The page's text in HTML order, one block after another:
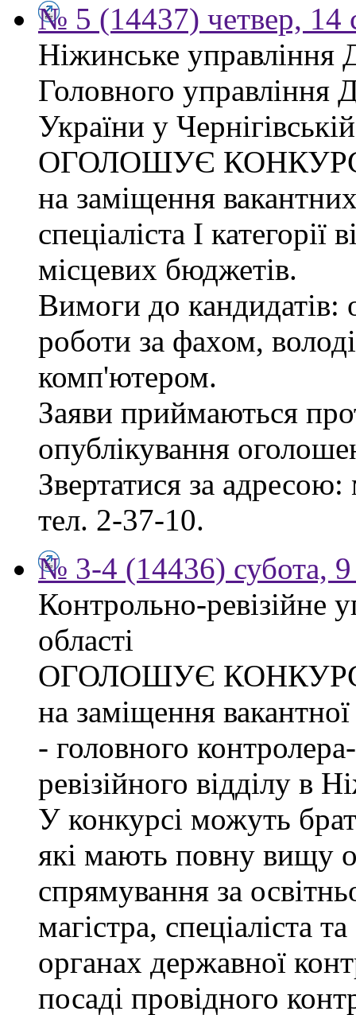
№ 5 (14437) четвер, 14
Ніжинське управління
Головного управління
України у
ОГОЛОШУЄ
на заміщення
спеціаліста І
місцевих бюджетів.
Вимоги до кандидатів:
роботи за фахом,
комп'ютером.
Заяви приймаються
опублікування
Звертатися за
тел. 2-37-10.
№ 3-4 (14436) субота, 9
Контрольно-ревізійне
області
ОГОЛОШУЄ
на заміщення
- головного
ревізійного відділу в
У конкурсі можуть
які мають повну вищу
спрямування за
магістра, спеціаліста
органах державної
посаді провідного